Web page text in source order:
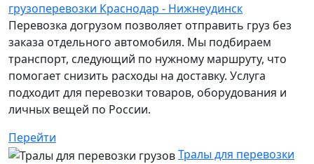
грузоперевозки Краснодар - Нижнеудинск
Перевозка догрузом позволяет отправить груз без
заказа отдельного автомобиля. Мы подбираем
транспорт, следующий по нужному маршруту, что
помогает снизить расходы на доставку. Услуга
подходит для перевозки товаров, оборудования и
личных вещей по России.
Перейти
Тралы для перевозки